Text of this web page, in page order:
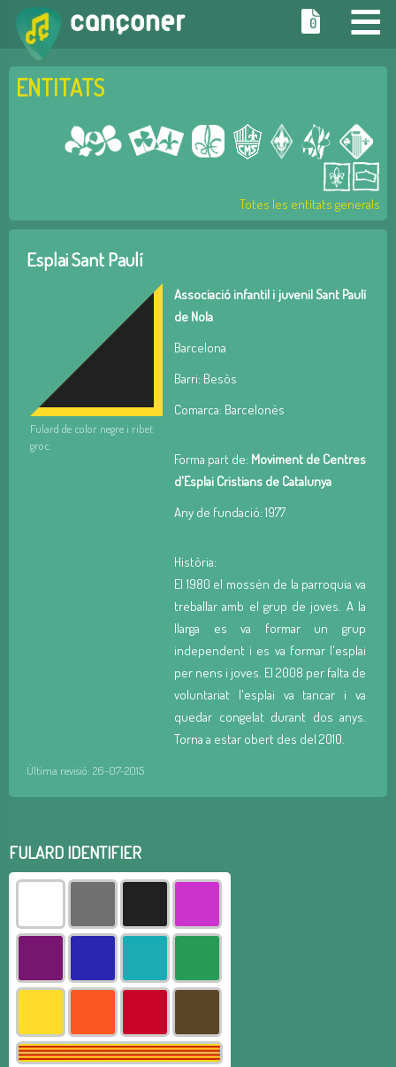
≡
0
ENTITATS
Totes les entitats generals
Esplai Sant Paulí
Fulard de color negre i ribet
groc.
Associació infantil i juvenil Sant Paulí
de Nola
Barcelona
Barri: Besòs
Comarca: Barcelonès
Forma part de: Moviment de Centres
d'Esplai Cristians de Catalunya
Any de fundació: 1977
Història:
El 1980 el mossén de la parroquia va
treballar amb el grup de joves. A la
llarga es va formar un grup
independent i es va formar l'esplai
per nens i joves. El 2008 per falta de
voluntariat l'esplai va tancar i va
quedar congelat durant dos anys.
Torna a estar obert des del 2010.
Última revisió: 26-07-2015
FULARD IDENTIFIER